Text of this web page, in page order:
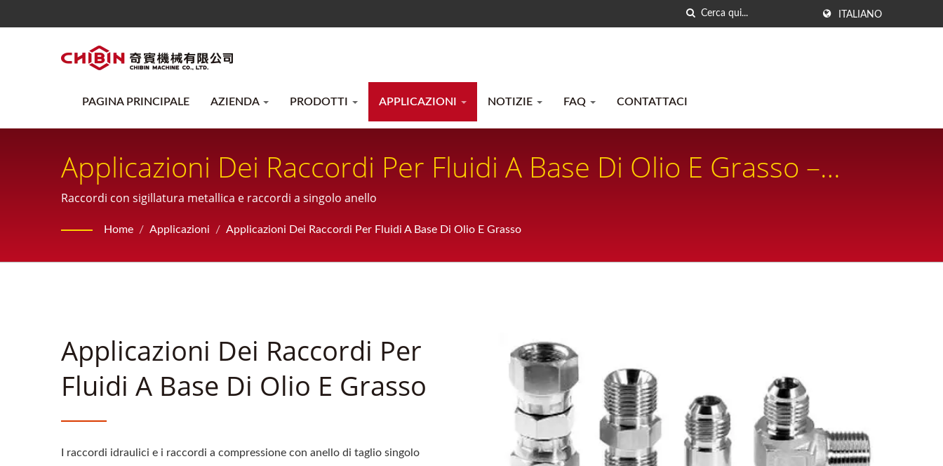
ITALIANO
PAGINA PRINCIPALE AZIENDA PRODOTTI APPLICAZIONI NOTIZIE FAQ CONTATTACI
Applicazioni Dei Raccordi Per Fluidi A Base Di Olio E Grasso –
CHIBIN Machine
Raccordi con sigillatura metallica e raccordi a singolo anello
Home / Applicazioni / Applicazioni Dei Raccordi Per Fluidi A Base Di Olio E Grasso
Applicazioni Dei Raccordi Per
Fluidi A Base Di Olio E Grasso
I raccordi idraulici e i raccordi a compressione con anello di taglio singolo